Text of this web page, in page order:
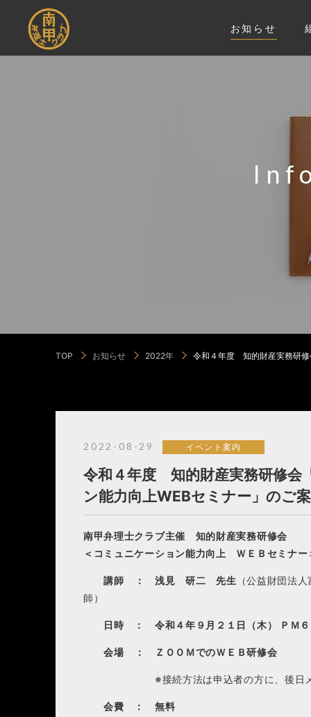
お知らせ
TOP お知らせ 2022年 令和４年度 知的財産実務研修
2022-08-29 イベント案内
令和４年度 知的財産実務研修会
ン能力向上WEBセミナー」のご
南甲弁理士クラブ主催 知的財産実務研修会
＜コミュニケーション能力向上 ＷＥＢセミ
講師 ： 浅見 研二 先生 （公益財団法
師）
日時 ： 令和４年９月２１日（木） ＰＭ６
会場 ： ＺＯＯＭでのＷＥＢ研修会
※接続方法は申込者の方に、後日メー
会費 ： 無料